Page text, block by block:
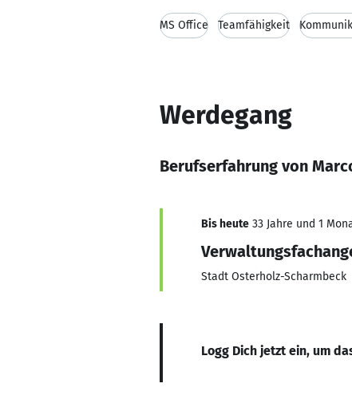
MS Office Teamfähigkeit
Werdegang
Berufserfahrung von
Bis heute 33 Jahre und 1
Stadt Osterholz-Scharmbeck
Logg Dich jetzt ein, um